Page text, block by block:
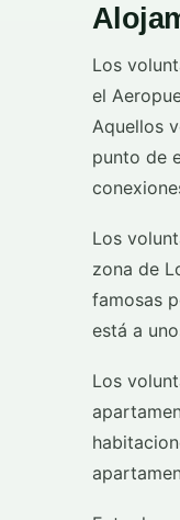
Los
el
Aquellos
punto de
Los
zona de
famosas
está a
Los